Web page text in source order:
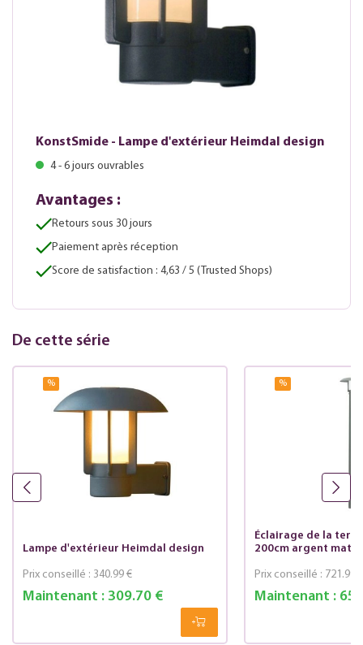
KonstSmide - Lampe d'extérieur Heimdal design
4 - 6 jours ouvrables
Avantages :
Retours sous 30 jours
Paiement après réception
Score de satisfaction : 4,63 / 5 (Trusted Shops)
De cette série
%
Lampe d'extérieur Heimdal design
Maintenant :309.70 €
Prix conseillé : 340.99 €
%
Éclairage de la
200cm argent mat
Maintenant :
Prix conseillé : 721.99 €